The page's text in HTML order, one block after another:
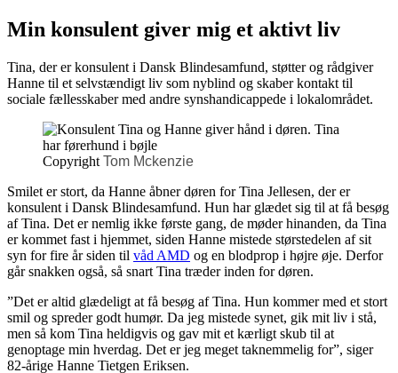
Min konsulent giver mig et aktivt liv
Tina, der er konsulent i Dansk Blindesamfund, støtter og rådgiver
Hanne til et selvstændigt liv som nyblind og skaber kontakt til
sociale fællesskaber med andre synshandicappede i lokalområdet.
Copyright Tom Mckenzie
Smilet er stort, da Hanne åbner døren for Tina Jellesen, der er
konsulent i Dansk Blindesamfund. Hun har glædet sig til at få besøg
af Tina. Det er nemlig ikke første gang, de møder hinanden, da Tina
er kommet fast i hjemmet, siden Hanne mistede størstedelen af sit
syn for fire år siden til våd AMD og en blodprop i højre øje. Derfor
går snakken også, så snart Tina træder inden for døren.
”Det er altid glædeligt at få besøg af Tina. Hun kommer med et stort
smil og spreder godt humør. Da jeg mistede synet, gik mit liv i stå,
men så kom Tina heldigvis og gav mit et kærligt skub til at
genoptage min hverdag. Det er jeg meget taknemmelig for”, siger
82-årige Hanne Tietgen Eriksen.